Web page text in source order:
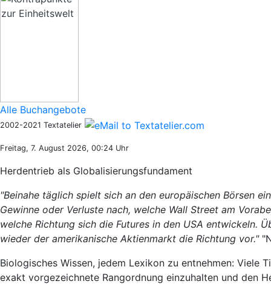
Alle Buchangebote
2002-2021 Textatelier
Freitag, 7. August 2026, 00:24 Uhr
Herdentrieb als Globalisierungsfundament
"Beinahe täglich spielt sich an den europäischen Börsen
Gewinne oder Verluste nach, welche Wall Street am
welche Richtung sich die Futures in den USA entwickeln.
wieder der amerikanische Aktienmarkt die Richtung vor."
Biologisches Wissen, jedem Lexikon zu entnehmen: Viele
exakt vorgezeichnete Rangordnung einzuhalten und den